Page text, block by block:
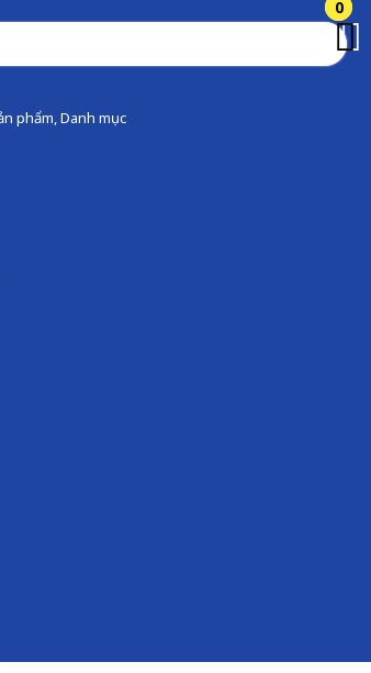
phẩm, Danh mục
0
0